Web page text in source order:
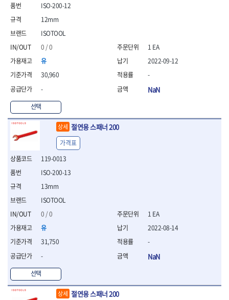
- 날교환드라이버세트
- 드라이버핸들
- 비트홀다드라이버
- 비트홀다드라이버세트
- 드라이버블레이드
- 별비트
- 육각비트
- 검전드라이버
- 육각T렌치
- 전동비트홀다
- 드라이버비트세트
- 옵셋드라이버
- 스크래퍼드라이버
- 정밀드라이버
- 기어렌치
- 육각복스드라이버
- 툴첵플러스
- 조절식렌치
- 볼트세터
- 레이저팁 드라이버
- 라쳇렌치
- 임팩엑스트라롱소켓
- 에어앵글그라인더
- 에어리베터기
- 에어원형샌더
- 에어펀치
- 운반가방
- 습식그라인더
- 건식그라인더
- 기타 악세사리
- 루터, 루터테이블
이젠
일레드
츠노다(TTC)
협성
ISOTOOL
0 / 0
유
30,960
-
선택
ISO-200-12
12mm
1 EA
2022-09-12
-
NaN
상세 절연용 스패너 200
119-0013
ISOTOOL
0 / 0
유
31,750
-
선택
ISO-200-13
13mm
가격표
1 EA
2022-08-14
-
NaN
상세 절연용 스패너 200